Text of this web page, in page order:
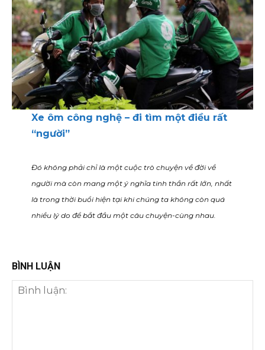
Xe ôm công nghệ – đi tìm một điều rất
“người”
Đó không phải chỉ là một cuộc trò chuyện về đời về
người mà còn mang một ý nghĩa tinh thần rất lớn, nhất
là trong thời buổi hiện tại khi chúng ta không còn quá
nhiều lý do để bắt đầu một câu chuyện-cùng nhau.
BÌNH LUẬN